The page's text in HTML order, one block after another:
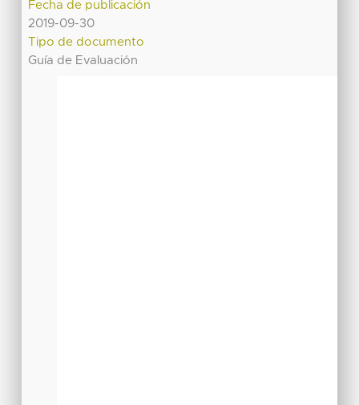
Fecha de publicación
2019-09-30
Tipo de documento
Guía de Evaluación